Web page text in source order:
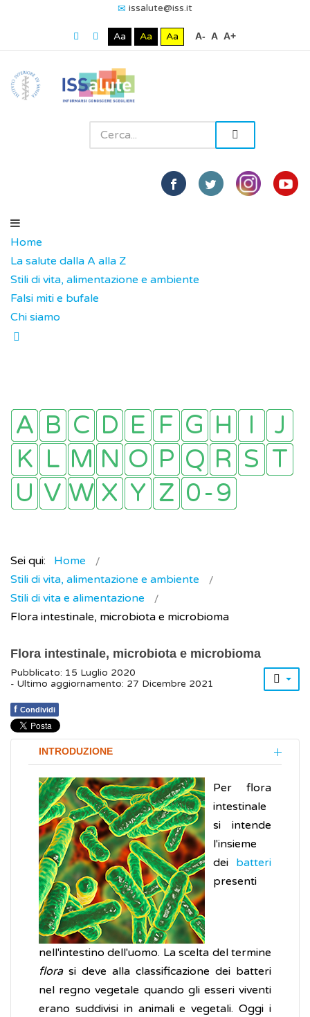
issalute@iss.it
Aa Aa Aa A- A A+
Home
La salute dalla A alla Z
Stili di vita, alimentazione e ambiente
Falsi miti e bufale
Chi siamo
Sei qui:
Home
Stili di vita, alimentazione e ambiente
Stili di vita e alimentazione
Flora intestinale, microbiota e microbioma
Flora intestinale, microbiota e microbioma
Pubblicato: 15 Luglio 2020
- Ultimo aggiornamento: 27 Dicembre 2021
f Condividi
INTRODUZIONE
Per flora
intestinale
si intende
l'insieme
dei batteri
presenti
nell'intestino dell'uomo. La scelta del termine
florasi deve alla classificazione dei batteri
nel regno vegetale quando gli esseri viventi
erano suddivisi in animali e vegetali. Oggi i